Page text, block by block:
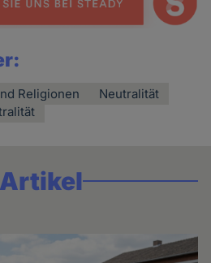
Religionen
Neutralität